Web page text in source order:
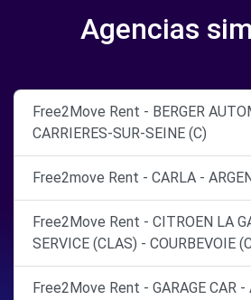
Agencias
Free2Move Rent - BERGER
CARRIERES-SUR-SEINE (C)
Free2move Rent - CARLA -
Free2Move Rent - CITROEN LA
SERVICE (CLAS) - COURBEVOIE
Free2Move Rent - GARAGE CAR -